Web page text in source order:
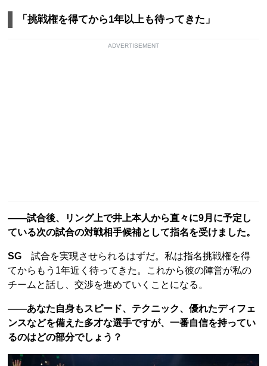
「挑戦権を得てから1年以上も待ってきた」
ADVERTISEMENT
――試合後、リング上で井上本人から直々に9月に予定し
ている次の試合の対戦相手候補として指名を受けました。
SG 試合を実現させられるはずだ。私は指名挑戦権を得
てからもう1年近く待ってきた。これから彼の陣営が私の
チームと話し、交渉を進めていくことになる。
――あなた自身もスピード、テクニック、優れたディフェ
ンスなどを備えた多才な選手ですが、一番自信を持ってい
るのはどの部分でしょう？